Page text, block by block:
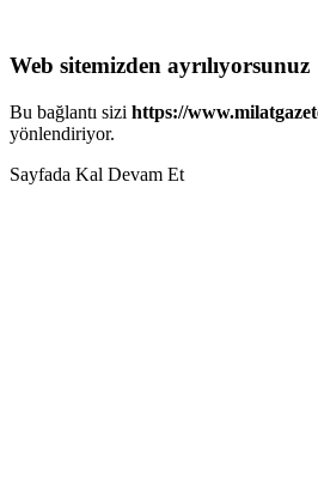
Web sitemizden ayrılıyorsunuz
Bu bağlantı sizi https://
yönlendiriyor.
Sayfada Kal Devam Et